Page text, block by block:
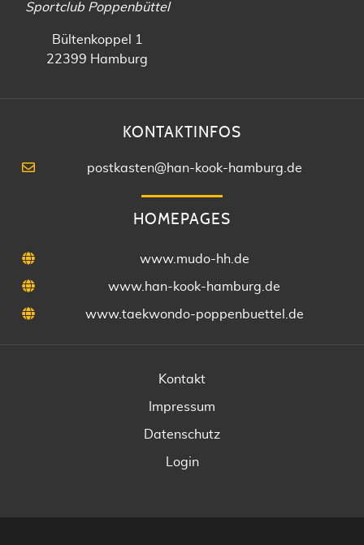
Sportclub Poppenbüttel
Bültenkoppel 1
22399 Hamburg
KONTAKTINFOS
postkasten@han-kook-hamburg.de
HOMEPAGES
www.mudo-hh.de
www.han-kook-hamburg.de
www.taekwondo-poppenbuettel.de
Kontakt
Impressum
Datenschutz
Login